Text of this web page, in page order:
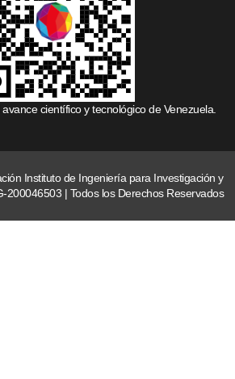
científico y tecnológico de Venezuela.
Instituto de Ingeniería para Investigación y
200046503 | Todos los Derechos Reservados